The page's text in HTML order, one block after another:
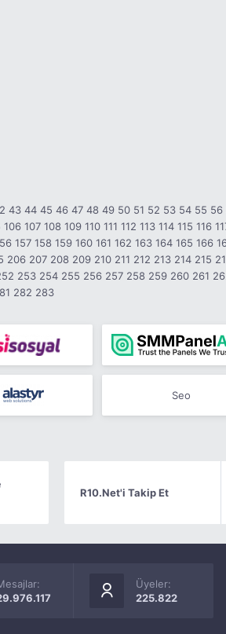
43 44 45 46 47 48 49 50 51 52 53 54 55 56
106 107 108 109 110 111 112 113 114 115 116
157 158 159 160 161 162 163 164 165 166
206 207 208 209 210 211 212 213 214 215
253 254 255 256 257 258 259 260 261
282 283
Seo
R10.Net'i Takip Et
Üyeler:
225.822